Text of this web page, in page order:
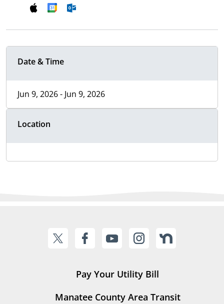
Date & Time
Jun 9, 2026 - Jun 9, 2026
Location
Pay Your Utility Bill
Manatee County Area Transit